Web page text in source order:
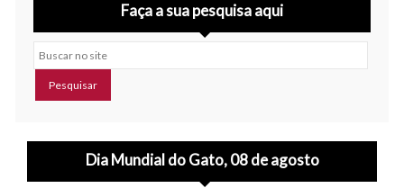
Faça a sua pesquisa aqui
Buscar no site
Dia Mundial do Gato, 08 de agosto